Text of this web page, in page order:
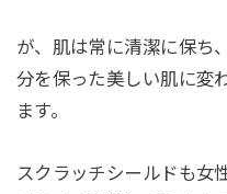
が、肌は常に清潔に保ち
分を保った美しい肌に変
ます。
スクラッチシールドも女